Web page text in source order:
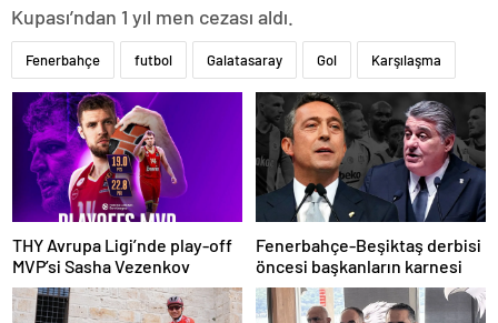
Kupası’ndan 1 yıl men cezası aldı.
Fenerbahçe futbol Galatasaray Gol Karşılaşma
THY Avrupa Ligi’nde play-off
MVP’si Sasha Vezenkov
Fenerbahçe-Beşiktaş derbisi
öncesi başkanların karnesi